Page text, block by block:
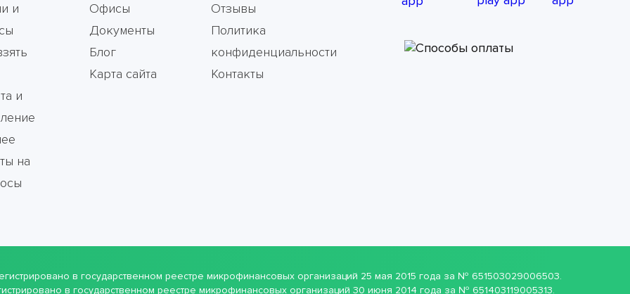
и
и
на
Офисы
Документы
Блог
Карта сайта
Отзывы
Политика
конфиденциальности
Контакты
в государственном реестре микрофинансовых организаций 25 мая 2015 года за № 651503029006503.
в государственном реестре микрофинансовых организаций 30 июня 2014 года за № 651403119005313.